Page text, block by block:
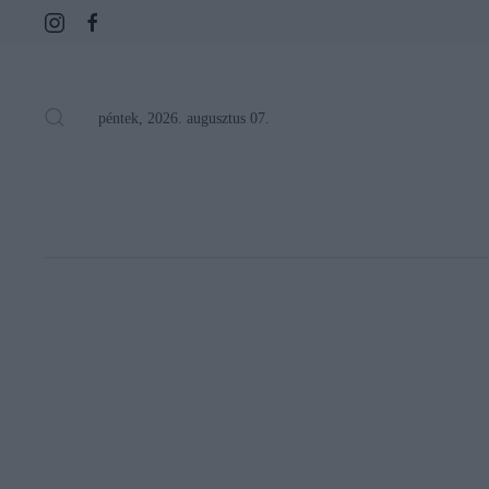
péntek, 2026. augusztus 07.